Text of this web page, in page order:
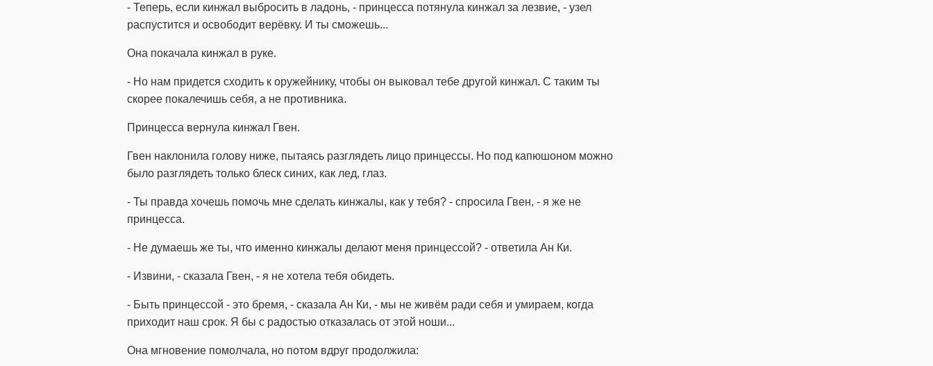
- Теперь, если кинжал выбросить в ладонь, - принцесса потянула кинжал за лезвие, - узел
распустится и освободит верёвку. И ты сможешь...
Она покачала кинжал в руке.
- Но нам придется сходить к оружейнику, чтобы он выковал тебе другой кинжал. С таким ты
скорее покалечишь себя, а не противника.
Принцесса вернула кинжал Гвен.
Гвен наклонила голову ниже, пытаясь разглядеть лицо принцессы. Но под капюшоном можно
было разглядеть только блеск синих, как лед, глаз.
- Ты правда хочешь помочь мне сделать кинжалы, как у тебя? - спросила Гвен, - я же не
принцесса.
- Не думаешь же ты, что именно кинжалы делают меня принцессой? - ответила Ан Ки.
- Извини, - сказала Гвен, - я не хотела тебя обидеть.
- Быть принцессой - это бремя, - сказала Ан Ки, - мы не живём ради себя и умираем, когда
приходит наш срок. Я бы с радостью отказалась от этой ноши...
Она мгновение помолчала, но потом вдруг продолжила: